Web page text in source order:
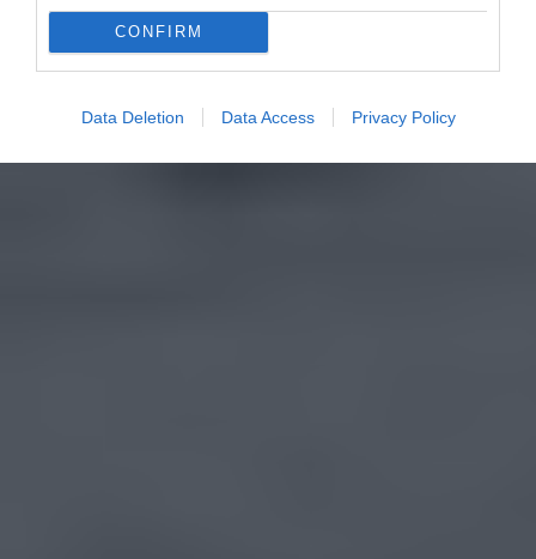
CONFIRM
Data Deletion Data Access Privacy Policy